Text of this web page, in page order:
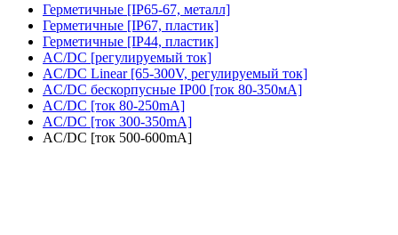
Герметичные [IP65-67, металл]
Герметичные [IP67, пластик]
Герметичные [IP44, пластик]
AC/DC [регулируемый ток]
AC/DC Linear [65-300V, регулируемый ток]
AC/DC бескорпусные IP00 [ток 80-350мА]
AC/DC [ток 80-250mA]
AC/DC [ток 300-350mA]
AC/DC [ток 500-600mA]